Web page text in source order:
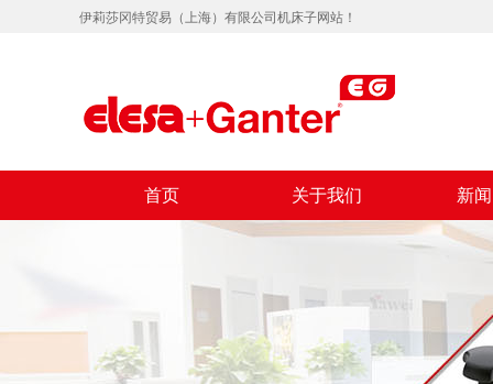
伊莉莎冈特贸易（上海）有限公司机床子网站！
首页 关于我们 新